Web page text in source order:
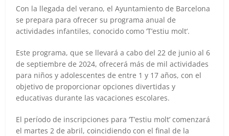
Con la llegada del verano, el Ayuntamiento de Barcelona
se prepara para ofrecer su programa anual de
actividades infantiles, conocido como ‘T’estiu molt’.
Este programa, que se llevará a cabo del 22 de junio al 6
de septiembre de 2024, ofrecerá más de mil actividades
para niños y adolescentes de entre 1 y 17 años, con el
objetivo de proporcionar opciones divertidas y
educativas durante las vacaciones escolares.
El período de inscripciones para ‘T’estiu molt’ comenzará
el martes 2 de abril, coincidiendo con el final de la